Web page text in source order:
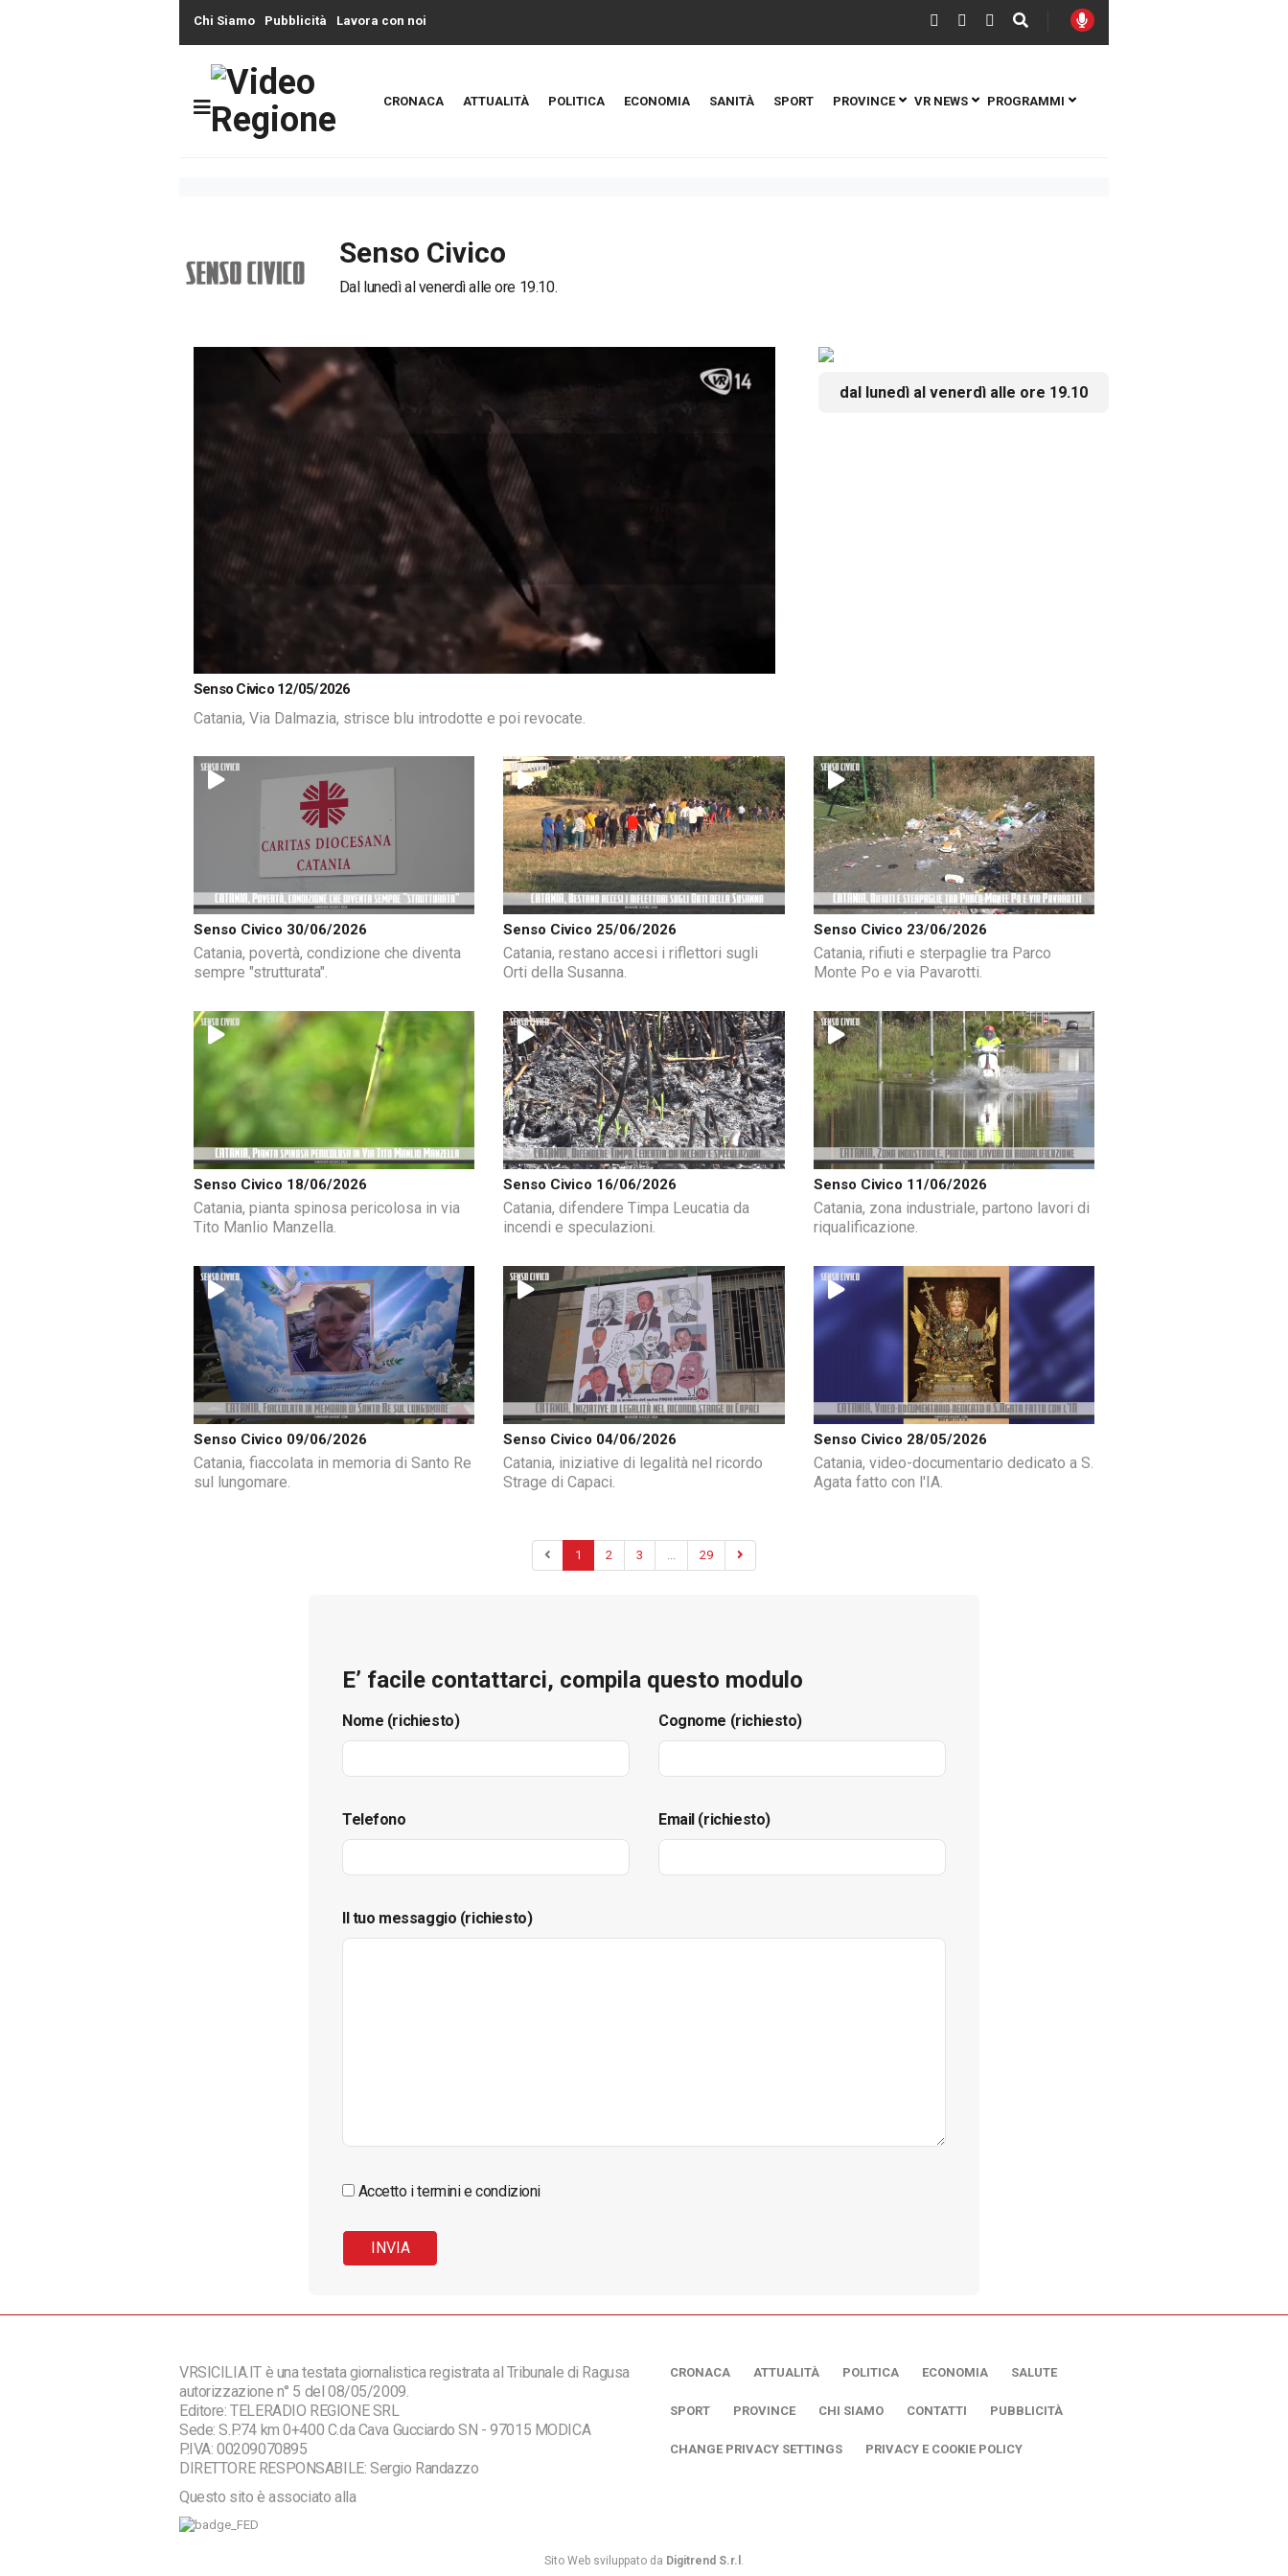
Chi Siamo Pubblicità Lavora con noi
CRONACA ATTUALITÀ POLITICA ECONOMIA SANITÀ SPORT PROVINCE VR NEWS PROGRAMMI
Senso Civico
Dal lunedì al venerdì alle ore 19.10.
4.70%
Senso Civico 12/05/2026
Catania, Via Dalmazia, strisce blu introdotte e poi revocate.
dal lunedì al venerdì alle ore 19.10
Senso Civico 30/06/2026
Catania, povertà, condizione che diventa
sempre "strutturata".
Senso Civico 25/06/2026
Catania, restano accesi i riflettori sugli
Orti della Susanna.
Senso Civico 23/06/2026
Catania, rifiuti e sterpaglie tra Parco
Monte Po e via Pavarotti.
Senso Civico 18/06/2026
Catania, pianta spinosa pericolosa in via
Tito Manlio Manzella.
Senso Civico 16/06/2026
Catania, difendere Timpa Leucatia da
incendi e speculazioni.
Senso Civico 11/06/2026
Catania, zona industriale, partono lavori di
riqualificazione.
Senso Civico 09/06/2026
Catania, fiaccolata in memoria di Santo Re
sul lungomare.
Senso Civico 04/06/2026
Catania, iniziative di legalità nel ricordo
Strage di Capaci.
Senso Civico 28/05/2026
Catania, video-documentario dedicato a S.
Agata fatto con l'IA.
1 2 3 29
E’ facile contattarci, compila questo modulo
Nome (richiesto) Cognome (richiesto)
Telefono Email (richiesto)
Il tuo messaggio (richiesto)
Accetto i termini e condizioni
VRSICILIA.IT è una testata giornalistica registrata al Tribunale di Ragusa
autorizzazione n° 5 del 08/05/2009.
Editore: TELERADIO REGIONE SRL
Sede: S.P.74 km 0+400 C.da Cava Gucciardo SN - 97015 MODICA
P.IVA: 00209070895
DIRETTORE RESPONSABILE: Sergio Randazzo
Questo sito è associato alla
CRONACA ATTUALITÀ POLITICA ECONOMIA SALUTE
SPORT PROVINCE CHI SIAMO CONTATTI PUBBLICITÀ
CHANGE PRIVACY SETTINGS PRIVACY E COOKIE POLICY
Sito Web sviluppato da Digitrend S.r.l .